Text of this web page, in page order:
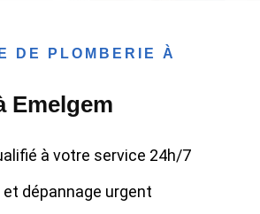
DE PLOMBERIE À
Emelgem
à votre service 24h/7
dépannage urgent